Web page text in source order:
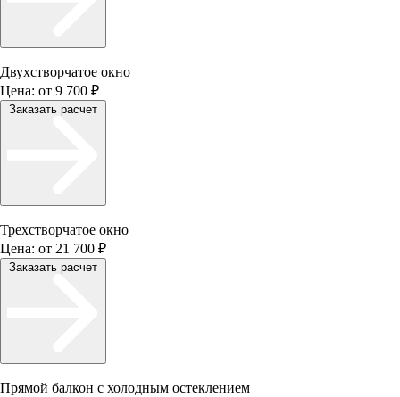
Двухстворчатое окно
Цена: от 9 700 ₽
Заказать расчет
Трехстворчатое окно
Цена: от 21 700 ₽
Заказать расчет
Прямой балкон с холодным остеклением